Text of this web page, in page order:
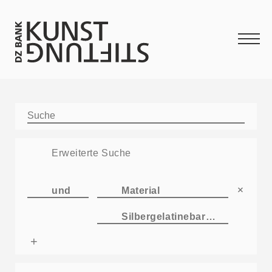
Erweiterte Suche
und Material
Silbergelatinebarytpapier
+
+